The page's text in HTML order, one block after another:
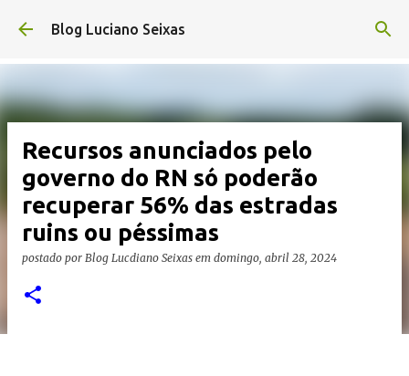
Pular para o conteúdo principal
Blog Luciano Seixas
Recursos anunciados pelo
governo do RN só poderão
recuperar 56% das estradas
ruins ou péssimas
postado por Blog Lucdiano Seixas em domingo, abril 28, 2024